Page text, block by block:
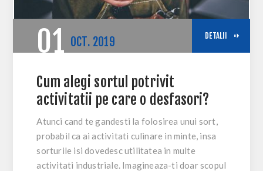
01 OCT. 2019 DETALII
Cum alegi sortul potrivit
activitatii pe care o desfasori?
Atunci cand te gandesti la folosirea unui sort,
probabil ca ai activitati culinare in minte, insa
sorturile isi dovedesc utilitatea in multe
activitati industriale. Imagineaza-ti doar scopul